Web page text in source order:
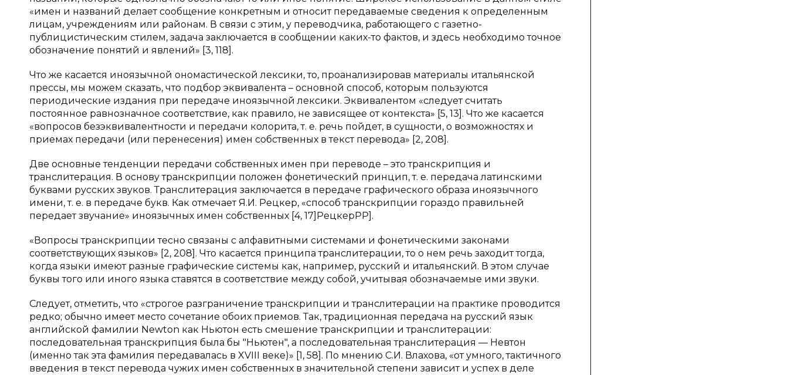
«имен и названий делает сообщение конкретным и относит передаваемые сведения к определенным
лицам, учреждениям или районам. В связи с этим, у переводчика, работающего с газетно-
публицистическим стилем, задача заключается в сообщении каких-то фактов, и здесь необходимо точное
обозначение понятий и явлений» [3, 118].
Что же касается иноязычной ономастической лексики, то, проанализировав материалы итальянской
прессы, мы можем сказать, что подбор эквивалента – основной способ, которым пользуются
периодические издания при передаче иноязычной лексики. Эквивалентом «следует считать
постоянное равнозначное соответствие, как правило, не зависящее от контекста» [5, 13]. Что же касается
«вопросов безэквивалентности и передачи колорита, т. е. речь пойдет, в сущности, о возможностях и
приемах передачи (или перенесения) имен собственных в текст перевода» [2, 208].
Две основные тенденции передачи собственных имен при переводе – это транскрипция и
транслитерация. В основу транскрипции положен фонетический принцип, т. е. передача латинскими
буквами русских звуков. Транслитерация заключается в передаче графического образа иноязычного
имени, т. е. в передаче букв. Как отмечает Я.И. Рецкер, «способ транскрипции гораздо правильней
передает звучание» иноязычных имен собственных [4, 17]РецкерРР].
«Вопросы транскрипции тесно связаны с алфавитными системами и фонетическими законами
соответствующих языков» [2, 208]. Что касается принципа транслитерации, то о нем речь заходит тогда,
когда языки имеют разные графические системы как, например, русский и итальянский. В этом случае
буквы того или иного языка ставятся в соответствие между собой, учитывая обозначаемые ими звуки.
Следует, отметить, что «строгое разграничение транскрипции и транслитерации на практике проводится
редко; обычно имеет место сочетание обоих приемов. Так, традиционная передача на русский язык
английской фамилии Newton как Ньютон есть смешение транскрипции и транслитерации:
последовательная транскрипция была бы "Ньютен", а последовательная транслитерация — Невтон
(именно так эта фамилия передавалась в XVIII веке)» [1, 58]. По мнению С.И. Влахова, «от умного, тактичного
введения в текст перевода чужих имен собственных в значительной степени зависит и успех в деле